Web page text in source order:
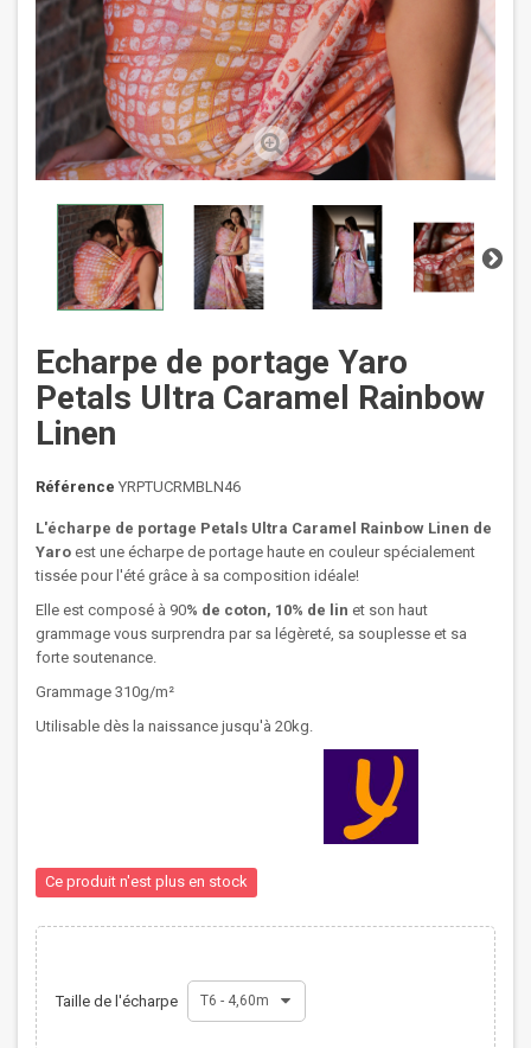
Echarpe de portage Yaro
Petals Ultra Caramel Rainbow
Linen
Référence YRPTUCRMBLN46
L'écharpe de portage Petals Ultra Caramel Rainbow Linen de
Yaro est une écharpe de portage haute en couleur spécialement
tissée pour l'été grâce à sa composition idéale!
Elle est composé à 90% de coton, 10% de lin et son haut
grammage vous surprendra par sa légèreté, sa souplesse et sa
forte soutenance.
Grammage 310g/m²
Utilisable dès la naissance jusqu'à 20kg.
Ce produit n'est plus en stock
Taille de l'écharpe T6 - 4,60m